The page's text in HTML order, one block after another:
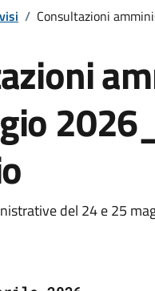
/ Consultazioni
del 24 e 25